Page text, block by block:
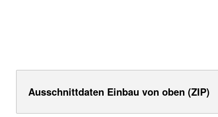
Ausschnittdaten Einbau von oben (ZIP)